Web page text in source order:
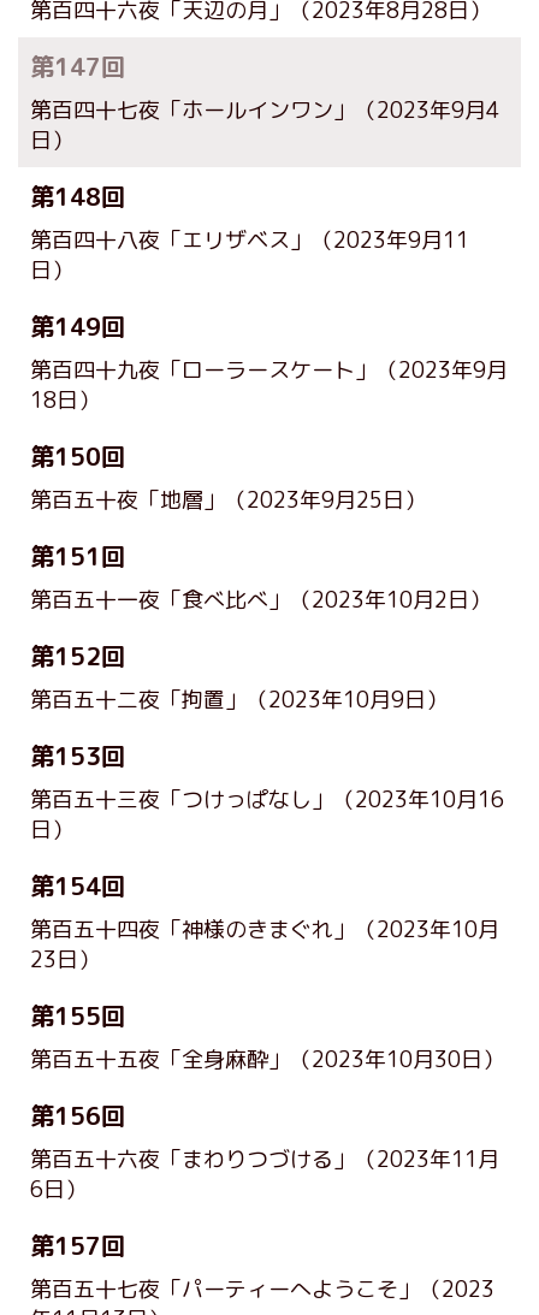
第百四十六夜「天辺の月」 （2023年8月28日）
第147回
第百四十七夜「ホールインワン」
（2023年9月4
日）
第148回
第百四十八夜「エリザベス」
（2023年9月11
日）
第149回
第百四十九夜「ローラースケート」
（2023年9月
18日）
第150回
第百五十夜「地層」 （2023年9月25日）
第151回
第百五十一夜「食べ比べ」 （2023年10月2日）
第152回
第百五十二夜「拘置」 （2023年10月9日）
第153回
第百五十三夜「つけっぱなし」
（2023年10月16
日）
第154回
第百五十四夜「神様のきまぐれ」
（2023年10月
23日）
第155回
第百五十五夜「全身麻酔」 （2023年10月30日）
第156回
第百五十六夜「まわりつづける」
（2023年11月
6日）
第157回
第百五十七夜「パーティーへようこそ」
（2023